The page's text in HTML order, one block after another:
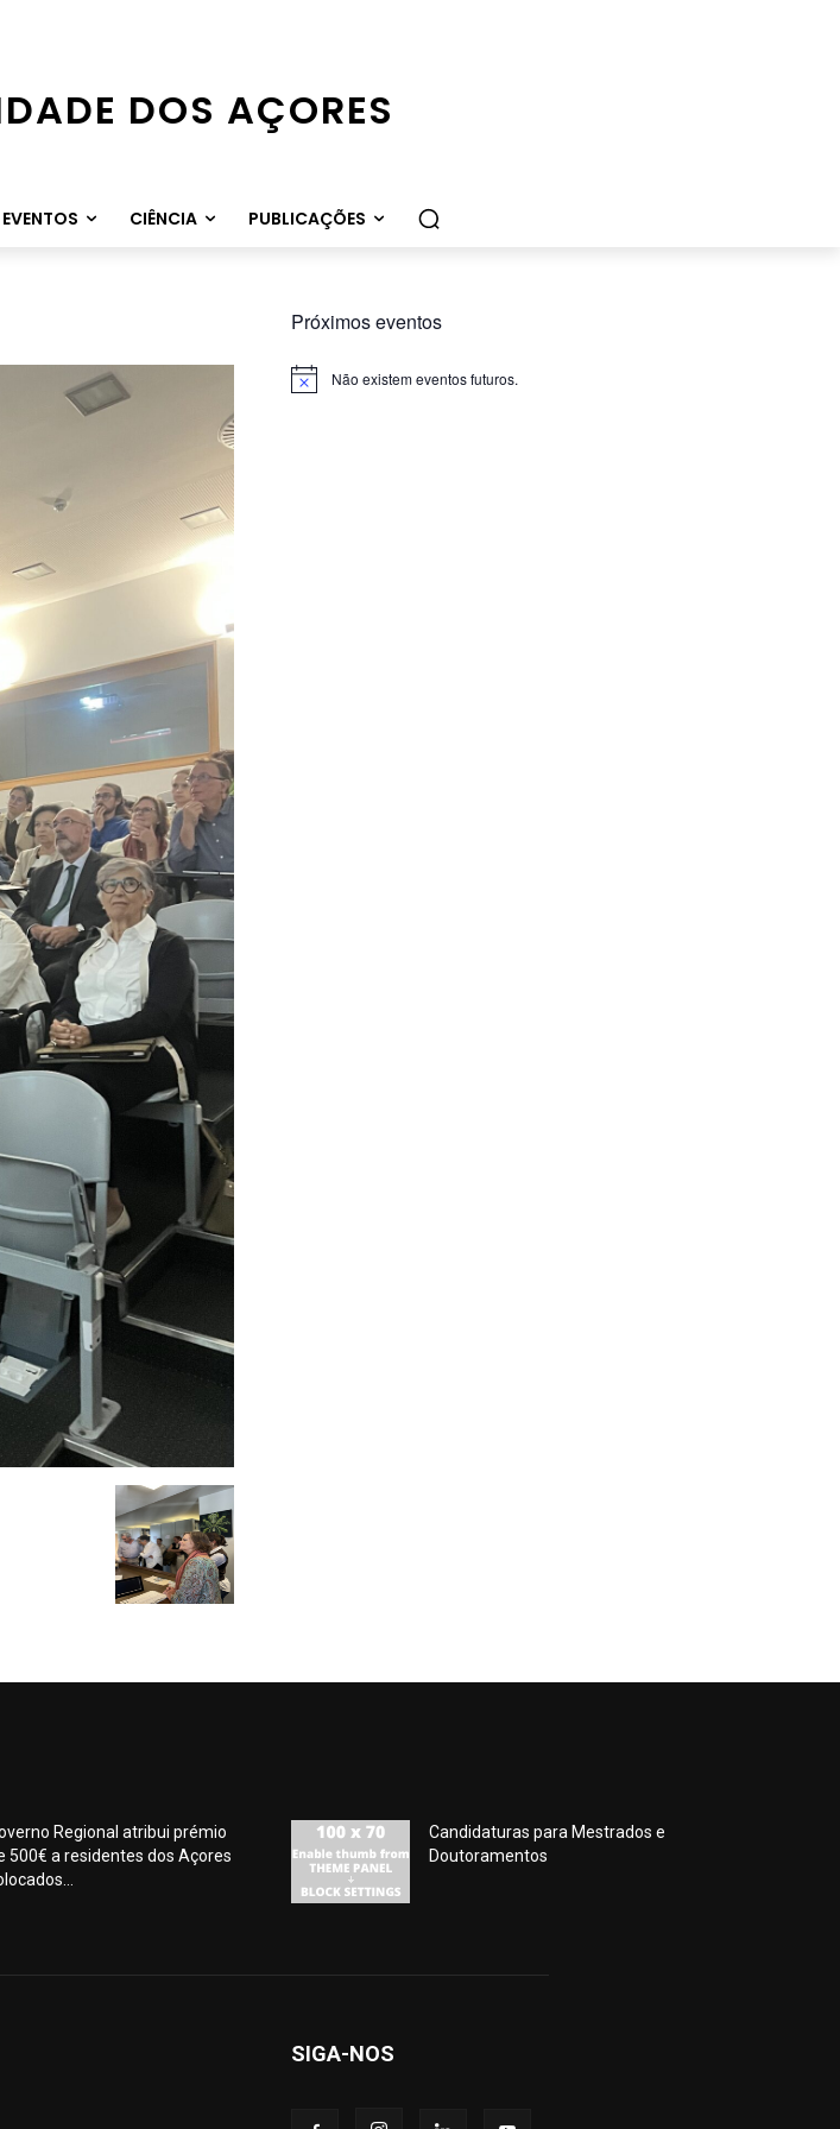
DOS AÇORES
EVENTOS CIÊNCIA PUBLICAÇÕES
Próximos eventos
Aviso Não existem eventos futuros.
Regional atribui prémio
500€ a residentes dos Açores
Candidaturas para Mestrados e
Doutoramentos
SIGA-NOS